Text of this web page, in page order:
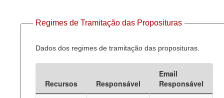
Regimes de Tramitação das Proposituras
Dados dos regimes de tramitação das proposituras.
Recursos Responsável
Email
Responsável